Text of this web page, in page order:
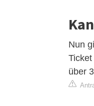
Nun
über